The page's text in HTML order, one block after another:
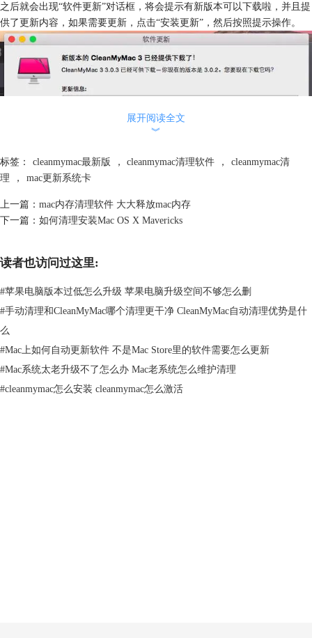
之后就会出现“软件更新”对话框，将会提示有新版本可以下载啦，并且提
供了更新内容，如果需要更新，点击“安装更新”，然后按照提示操作。
2.自动检查更新
在上图中，如果以后自动更新，那么勾选“以后自动下载和安装更新”即
还有一种方式是在“偏好设置”中，选择“更新”选项卡，勾选“自动检查更
新”，以后软件在有更新的时候就会出现提示。
展开阅读全文
︾
标签： cleanmymac最新版 ， cleanmymac清理软件 ，
cleanmymac清
理
， mac更新系统卡
上一篇： mac内存清理软件 大大释放mac内存
下一篇： 如何清理安装Mac OS X Mavericks
读者也访问过这里:
#苹果电脑版本过低怎么升级 苹果电脑升级空间不够怎么删
#手动清理和CleanMyMac哪个清理更干净 CleanMyMac自动清理优势是什
么
#Mac上如何自动更新软件 不是Mac Store里的软件需要怎么更新
#Mac系统太老升级不了怎么办 Mac老系统怎么维护清理
#cleanmymac怎么安装 cleanmymac怎么激活